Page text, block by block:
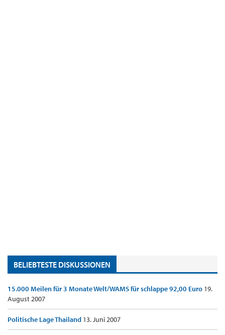
BELIEBTESTE DISKUSSIONEN
15.000 Meilen für 3 Monate Welt/WAMS für schlappe 92,00 Euro 19.
August 2007
Politische Lage Thailand 13. Juni 2007